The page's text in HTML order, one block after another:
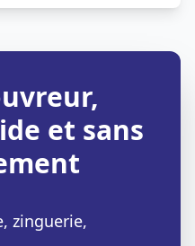
et sans
zinguerie,